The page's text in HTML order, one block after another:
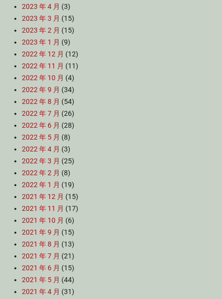
2023 年 4 月 (3)
2023 年 3 月 (15)
2023 年 2 月 (15)
2023 年 1 月 (9)
2022 年 12 月 (12)
2022 年 11 月 (11)
2022 年 10 月 (4)
2022 年 9 月 (34)
2022 年 8 月 (54)
2022 年 7 月 (26)
2022 年 6 月 (28)
2022 年 5 月 (8)
2022 年 4 月 (3)
2022 年 3 月 (25)
2022 年 2 月 (8)
2022 年 1 月 (19)
2021 年 12 月 (15)
2021 年 11 月 (17)
2021 年 10 月 (6)
2021 年 9 月 (15)
2021 年 8 月 (13)
2021 年 7 月 (21)
2021 年 6 月 (15)
2021 年 5 月 (44)
2021 年 4 月 (31)